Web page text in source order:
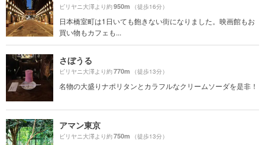
ビリヤニ大澤より約950m （徒歩16分）
日本橋室町は1日いても飽きない街になりました。映画館もお
買い物もカフェも...
さぼうる
ビリヤニ大澤より約770m （徒歩13分）
名物の大盛りナポリタンとカラフルなクリームソーダを是非！
アマン東京
ビリヤニ大澤より約750m （徒歩13分）